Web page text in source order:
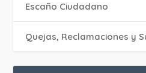
Escaño Ciudadano
Quejas, Reclamaciones y